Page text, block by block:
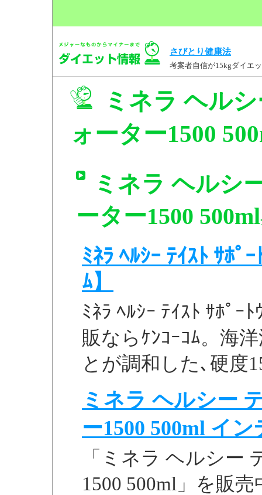
さびとり健康法
考案者自信が15kgダイエ
ミネラ ヘル
ォーター1500
ミネラ ヘルシ
ーター1500
ﾐﾈﾗ ﾍﾙｼｰ ﾃｲｽﾄ ｻﾎﾟ
ﾑ】
ﾐﾈﾗ ﾍﾙｼｰ ﾃｲｽﾄ ｻﾎﾟｰ
販ならｹﾝｺｰｺﾑ。海
とが調和した､硬度
ミネラ ヘルシー
ー1500 500ml イ
「ミネラ ヘルシー
1500 500ml」を販